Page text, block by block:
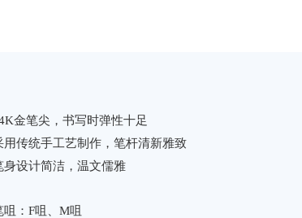
金笔尖，书写时弹性十足
用传统手工艺制作，笔杆清新雅致
身设计简洁，温文儒雅
咀：F咀、M咀